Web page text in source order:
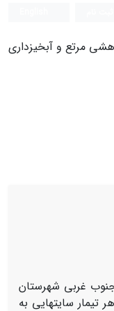
مرتع و آبخیزداری
غربی شهرستان
تیمار سایت­هایی به